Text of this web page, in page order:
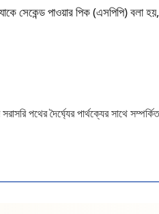
পাওয়ার পিক (এসপিপি) বলা হয়,
পথের দৈর্ঘ্যের পার্থক্যের